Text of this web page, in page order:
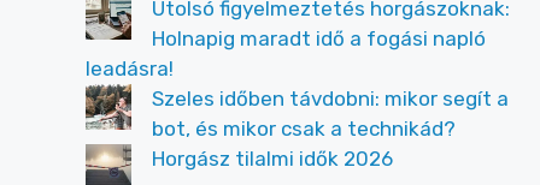
Utolsó figyelmeztetés horgászoknak:
Holnapig maradt idő a fogási napló
leadásra!
Szeles időben távdobni: mikor segít a
bot, és mikor csak a technikád?
Horgász tilalmi idők 2026